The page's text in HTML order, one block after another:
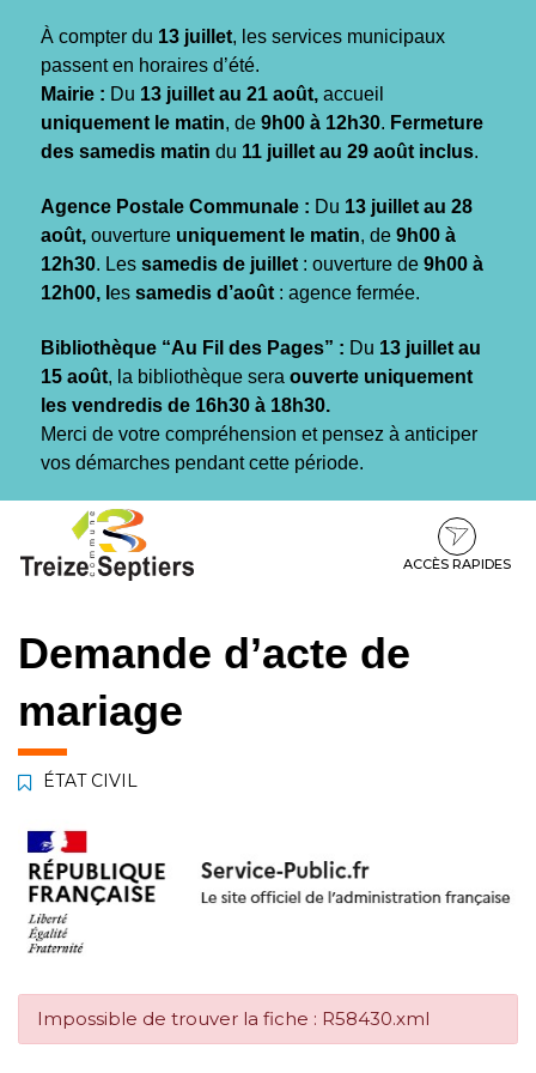
À compter du 13 juillet, les services municipaux
passent en horaires d’été.
Mairie : Du 13 juillet au 21 août, accueil
uniquement le matin, de 9h00 à 12h30. Fermeture
des samedis matin du 11 juillet au 29 août inclus.
Agence Postale Communale : Du 13 juillet au 28
août, ouverture uniquement le matin, de 9h00 à
12h30. Les samedis de juillet : ouverture de 9h00 à
12h00, l es samedis d’août : agence fermée.
Bibliothèque “Au Fil des Pages” : Du 13 juillet au
15 août, la bibliothèque sera ouverte uniquement
les vendredis de 16h30 à 18h30.
Merci de votre compréhension et pensez à anticiper
vos démarches pendant cette période.
contenu
pied
ACCÈS RAPIDES
Demande d’acte de
mariage
ÉTAT CIVIL
Impossible de trouver la fiche : R58430.xml